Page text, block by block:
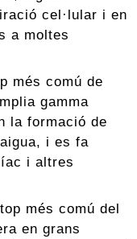
cel·lular i en
a moltes
més comú de
gamma
la formació de
i es fa
i altres
més comú del
en grans